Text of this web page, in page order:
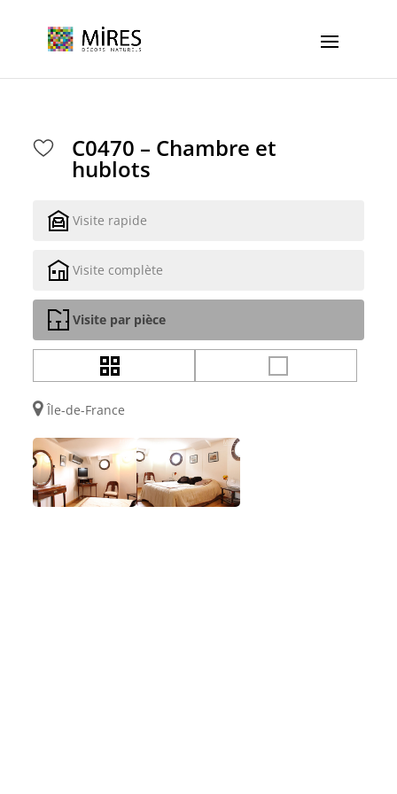
C0470 – Chambre et
hublots
Visite rapide
Visite complète
Visite par pièce
Île-de-France